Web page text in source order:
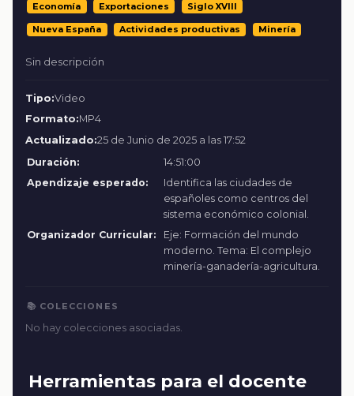
Economía Exportaciones Siglo XVIII
Nueva España Actividades productivas Minería
Sin descripción
Tipo:Video
Formato:MP4
Actualizado:25 de Junio de 2025 a las 17:52
Duración:
14:51:00
Apendizaje esperado:
Identifica las ciudades de
españoles como centros del
sistema económico colonial.
Organizador Curricular:
Eje: Formación del mundo
moderno. Tema: El complejo
minería-ganadería-agricultura.
📚 COLECCIONES
No hay colecciones asociadas.
Herramientas para el docente